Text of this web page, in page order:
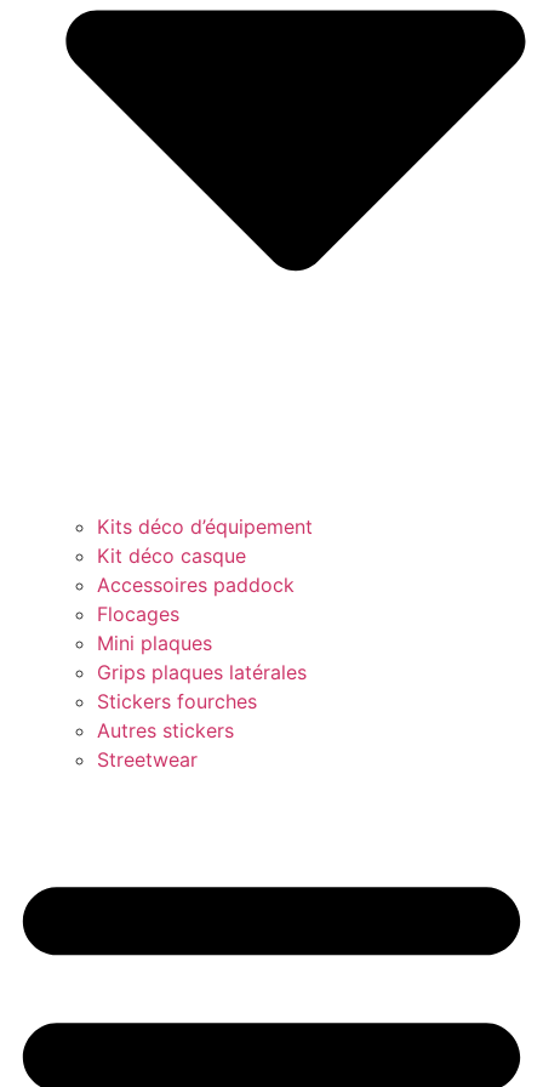
Kits déco d’équipement
Kit déco casque
Accessoires paddock
Flocages
Mini plaques
Grips plaques latérales
Stickers fourches
Autres stickers
Streetwear